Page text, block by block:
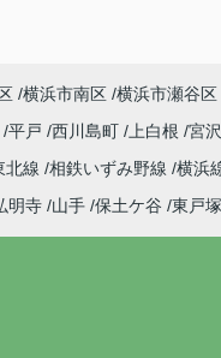
横浜市南区 横浜市瀬谷区
平戸 西川島町 上白根 宮沢
北線 相鉄いずみ野線 横浜
明寺 山手 保土ケ谷 東戸塚